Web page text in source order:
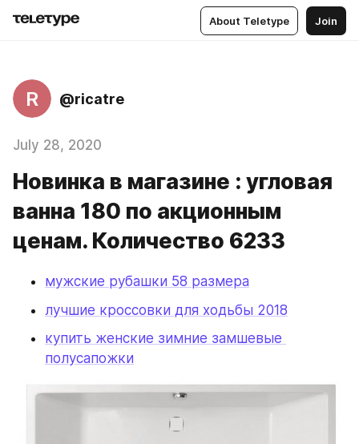
About Teletype Join
R @ricatre
July 28, 2020
Новинка в магазине : угловая
ванна 180 по акционным
ценам. Количество 6233
мужские рубашки 58 размера
лучшие кроссовки для ходьбы 2018
купить женские зимние замшевые
полусапожки